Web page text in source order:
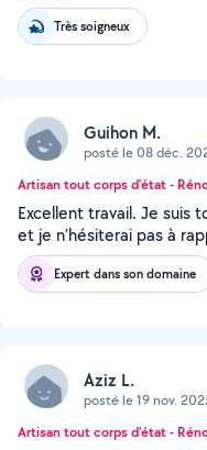
Très soigneux
Guihon M.
posté le 08 déc.
Artisan tout corps d'état -
Excellent travail. Je suis
et je n’hésiterai pas à
Expert dans son domaine
Aziz L.
posté le 19 nov.
Artisan tout corps d'état -